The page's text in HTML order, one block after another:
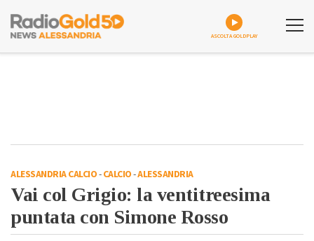
ASCOLTA GOLDPLAY
ALESSANDRIA CALCIO-CALCIO-ALESSANDRIA
Vai col Grigio: la ventitreesima
puntata con Simone Rosso